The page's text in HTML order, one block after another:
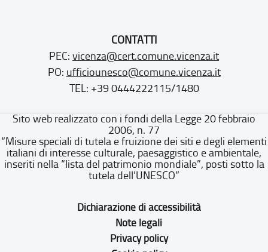
CONTATTI
PEC: vicenza@cert.comune.vicenza.it
PO: ufficiounesco@comune.vicenza.it
TEL: +39 0444222115/1480
Sito web realizzato con i fondi della Legge 20 febbraio
2006, n. 77
“Misure speciali di tutela e fruizione dei siti e degli elementi
italiani di interesse culturale, paesaggistico e ambientale,
inseriti nella “lista del patrimonio mondiale”, posti sotto la
tutela dell’UNESCO”
Dichiarazione di accessibilità
Note legali
Privacy policy